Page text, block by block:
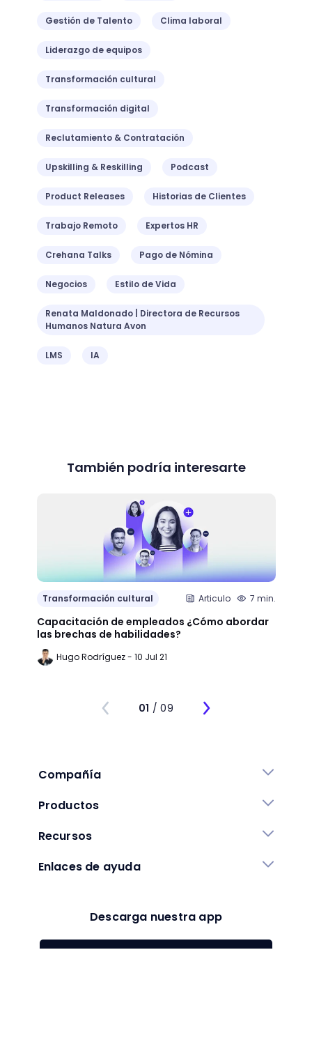
Gestión de Talento Clima laboral
Liderazgo de equipos
Transformación cultural
Transformación digital
Reclutamiento & Contratación
Upskilling & Reskilling Podcast
Product Releases Historias de Clientes
Trabajo Remoto Expertos HR
Crehana Talks Pago de Nómina
Negocios Estilo de Vida
Renata Maldonado | Directora de Recursos
Humanos Natura Avon
LMS IA
También podría interesarte
Transformación cultural Articulo 7 min.
Capacitación de empleados ¿Cómo abordar
las brechas de habilidades?
Hugo Rodríguez - 10 Jul 21
01 / 09
Compañía
Productos
Recursos
Enlaces de ayuda
Descarga nuestra app